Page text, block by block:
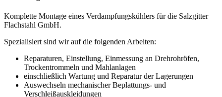
Komplette Montage eines Verdampfungskühlers für die Salzgitter
Flachstahl GmbH.
Spezialisiert sind wir auf die folgenden Arbeiten:
Reparaturen, Einstellung, Einmessung an Drehrohröfen,
Trockentrommeln und Mahlanlagen
einschließlich Wartung und Reparatur der Lagerungen
Auswechseln mechanischer Beplattungs- und
Verschleißauskleidungen